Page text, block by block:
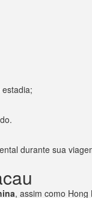
durante sua
, assim como